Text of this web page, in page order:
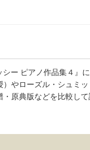
ー ピアノ作品集４』
やローズル・シュミ
原典版などを比較し